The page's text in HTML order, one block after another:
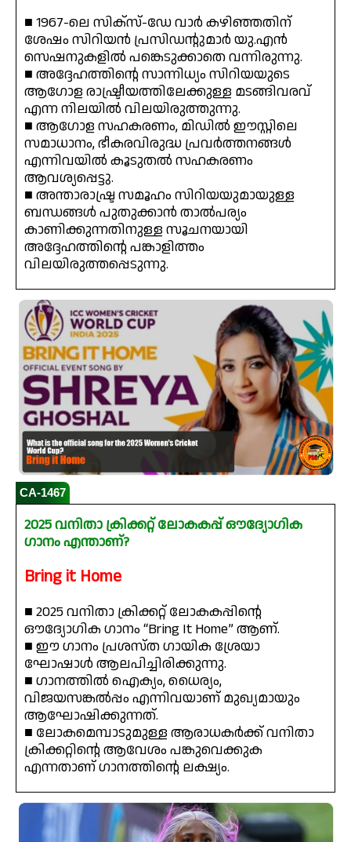
■ 1967-ലെ സിക്‌സ്-ഡേ വാർ കഴിഞ്ഞതിന്
ശേഷം സിറിയൻ പ്രസിഡന്റുമാർ യു.എൻ
സെഷനുകളിൽ പങ്കെടുക്കാതെ വന്നിരുന്നു.
■ അദ്ദേഹത്തിന്റെ സാന്നിധ്യം സിറിയയുടെ
ആഗോള രാഷ്ട്രീയത്തിലേക്കുള്ള മടങ്ങിവരവ്
എന്ന നിലയിൽ വിലയിരുത്തുന്നു.
■ ആഗോള സഹകരണം, മിഡിൽ ഈസ്റ്റിലെ
സമാധാനം, ഭീകരവിരുദ്ധ പ്രവർത്തനങ്ങൾ
എന്നിവയിൽ കൂടുതൽ സഹകരണം
ആവശ്യപ്പെട്ടു.
■ അന്താരാഷ്ട്ര സമൂഹം സിറിയയുമായുള്ള
ബന്ധങ്ങൾ പുതുക്കാൻ താൽപര്യം
കാണിക്കുന്നതിനുള്ള സൂചനയായി
അദ്ദേഹത്തിന്റെ പങ്കാളിത്തം
വിലയിരുത്തപ്പെടുന്നു.
CA-1467
2025 വനിതാ ക്രിക്കറ്റ് ലോകകപ്പ് ഔദ്യോഗിക
ഗാനം എന്താണ്?
Bring it Home
■ 2025 വനിതാ ക്രിക്കറ്റ് ലോകകപ്പിന്റെ
ഔദ്യോഗിക ഗാനം “Bring It Home” ആണ്.
■ ഈ ഗാനം പ്രശസ്ത ഗായിക ശ്രേയാ
ഘോഷാൾ ആലപിച്ചിരിക്കുന്നു.
■ ഗാനത്തിൽ ഐക്യം, ധൈര്യം,
വിജയസങ്കൽപ്പം എന്നിവയാണ് മുഖ്യമായും
ആഘോഷിക്കുന്നത്.
■ ലോകമെമ്പാടുമുള്ള ആരാധകർക്ക് വനിതാ
ക്രിക്കറ്റിന്റെ ആവേശം പങ്കുവെക്കുക
എന്നതാണ് ഗാനത്തിന്റെ ലക്ഷ്യം.